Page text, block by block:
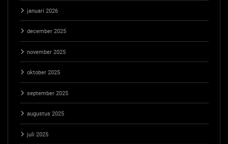
januari 2026
december 2025
november 2025
oktober 2025
september 2025
augustus 2025
juli 2025